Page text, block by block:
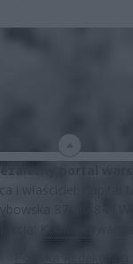
portal
i właściciel: Capital
87, 00-844